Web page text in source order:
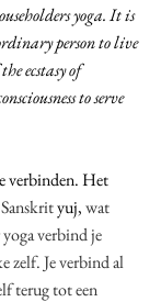
yoga. It is
person to live
ecstasy of
to serve
verbinden. Het
yuj, wat
verbind je
zelf. Je verbind al
terug tot een